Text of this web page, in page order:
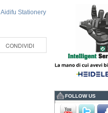
Aidifu Stationery
CONDIVIDI
FOLLOW US